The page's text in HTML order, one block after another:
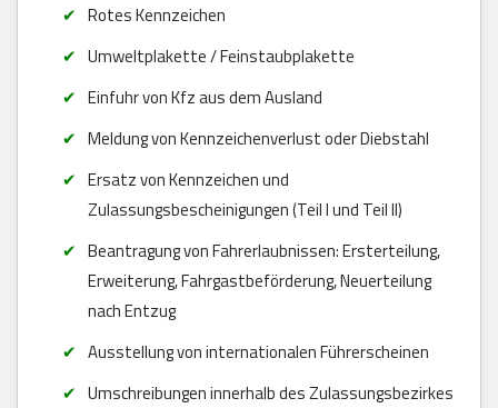
Rotes Kennzeichen
Umweltplakette / Feinstaubplakette
Einfuhr von Kfz aus dem Ausland
Meldung von Kennzeichenverlust oder Diebstahl
Ersatz von Kennzeichen und
Zulassungsbescheinigungen (Teil I und Teil II)
Beantragung von Fahrerlaubnissen: Ersterteilung,
Erweiterung, Fahrgastbeförderung, Neuerteilung
nach Entzug
Ausstellung von internationalen Führerscheinen
Umschreibungen innerhalb des Zulassungsbezirkes